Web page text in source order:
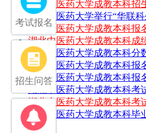
湖北中医药大学成教本科招
湖北中医药大学举行“华联
湖北中医药大学成教本科报
湖北中医药大学成教本科成
湖北中医药大学成教本科分
湖北中医药大学成教本科报
湖北中医药大学成教本科报
湖北中医药大学成教本科考
湖北中医药大学成教本科考
湖北中医药大学成教本科毕
考试报名
招生问答